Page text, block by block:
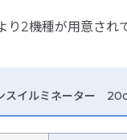
り2機種が用意され
スイルミネーター